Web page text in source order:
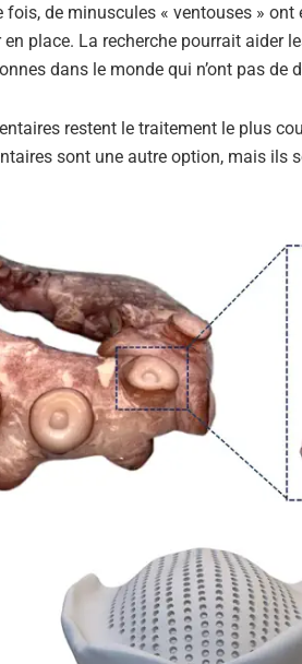
fois, de minuscules « ventouses »
en place. La recherche pourrait aider
dans le monde qui n’ont pas de
restent le traitement le plus
sont une autre option, mais ils